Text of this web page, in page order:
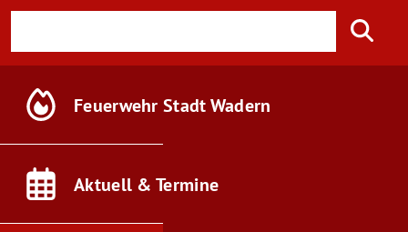
Feuerwehr Stadt Wadern
Aktuell & Termine